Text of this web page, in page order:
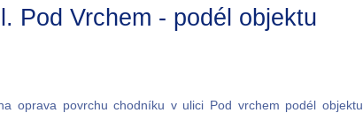
Pod Vrchem - podél objektu
oprava povrchu chodníku v ulici Pod vrchem podél objektu